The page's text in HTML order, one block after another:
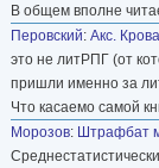
В общем вполне
Перовский: Акс.
это не литРПГ (от
пришли именно за
Что касаемо самой
Морозов: Штрафбат